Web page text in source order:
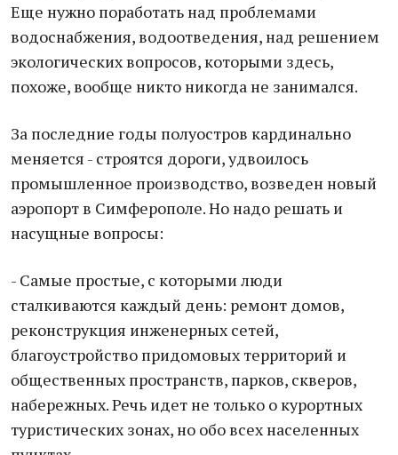
Еще нужно поработать над проблемами
водоснабжения, водоотведения, над решением
экологических вопросов, которыми здесь,
похоже, вообще никто никогда не занимался.
За последние годы полуостров кардинально
меняется - строятся дороги, удвоилось
промышленное производство, возведен новый
аэропорт в Симферополе. Но надо решать и
насущные вопросы:
- Самые простые, с которыми люди
сталкиваются каждый день: ремонт домов,
реконструкция инженерных сетей,
благоустройство придомовых территорий и
общественных пространств, парков, скверов,
набережных. Речь идет не только о курортных
туристических зонах, но обо всех населенных